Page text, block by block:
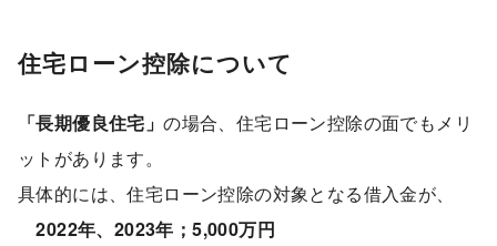
住宅ローン控除について
「長期優良住宅」の場合、住宅ローン控除の面でもメリ
ットがあります。
具体的には、住宅ローン控除の対象となる借入金が、
2022年、2023年；5,000万円